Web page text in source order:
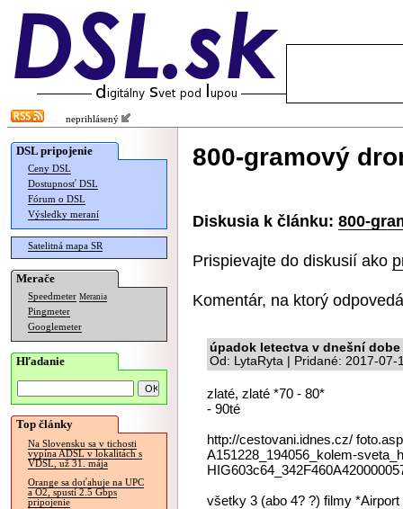
neprihlásený
DSL pripojenie
Ceny DSL
Dostupnosť DSL
Fórum o DSL
Výsledky meraní
Satelitná mapa SR
Merače
Speedmeter Merania
Pingmeter
Googlemeter
Hľadanie
Top články
Na Slovensku sa v tichosti
vypína ADSL v lokalitách s
VDSL, už 31. mája
Orange sa doťahuje na UPC
a O2, spustí 2.5 Gbps
pripojenie
800-gramový
Diskusia k článku: 800-
Prispievajte do diskusií ako
Komentár, na ktorý
úpadok letectva v dnešní
Od: LytaRyta | Pridané: 2017-07-
zlaté, zlaté *70 - 80*
- 90té
http://cestovani.idnes.cz/
A151228_194056_kolem-
všetky 3 (abo 4? ?) filmy